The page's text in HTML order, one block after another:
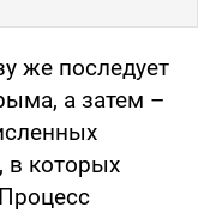
же последует
а затем –
в которых